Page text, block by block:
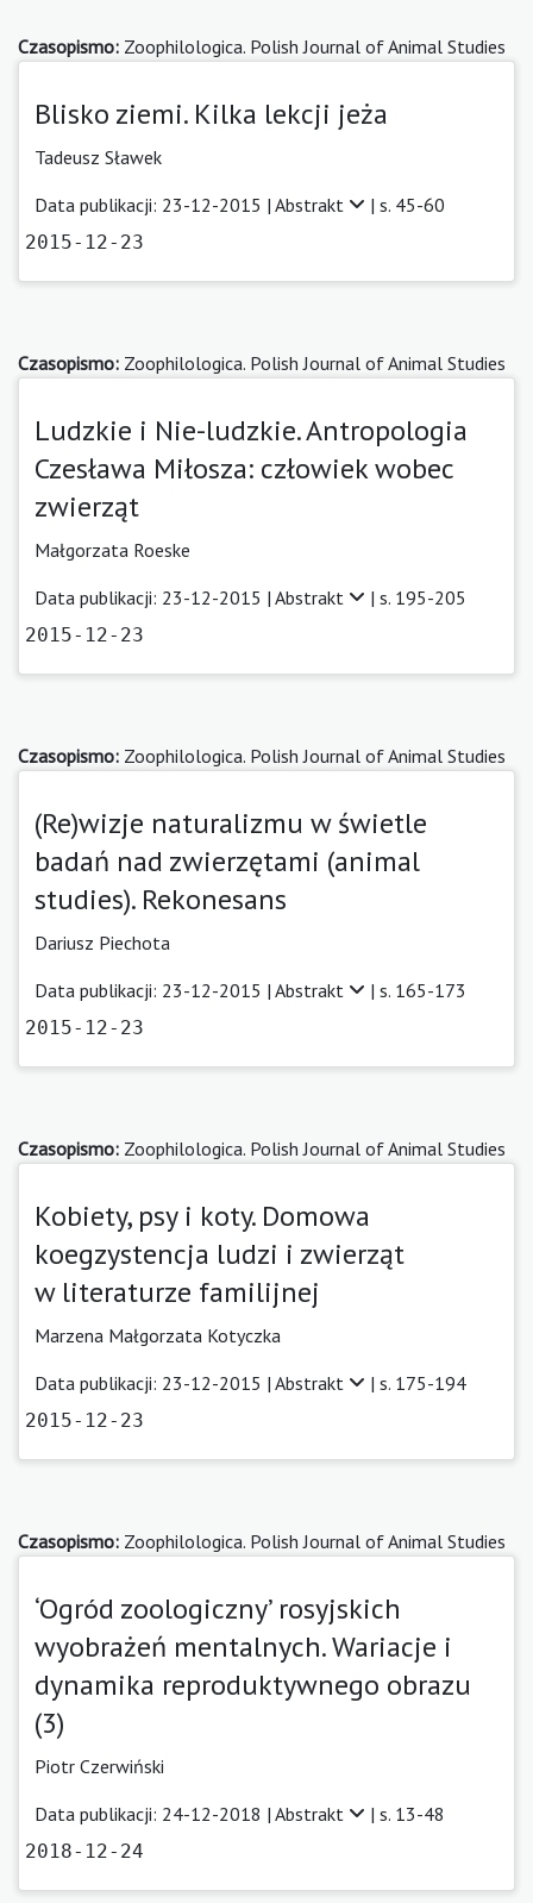
Czasopismo: Zoophilologica. Polish Journal of Animal Studies
Blisko ziemi. Kilka lekcji jeża
Tadeusz Sławek
Data publikacji: 23-12-2015 | Abstrakt | s. 45-60
2015-12-23
Czasopismo: Zoophilologica. Polish Journal of Animal Studies
Ludzkie i Nie-ludzkie. Antropologia
Czesława Miłosza: człowiek wobec
zwierząt
Małgorzata Roeske
Data publikacji: 23-12-2015 | Abstrakt | s. 195-205
2015-12-23
Czasopismo: Zoophilologica. Polish Journal of Animal Studies
(Re)wizje naturalizmu w świetle
badań nad zwierzętami (animal
studies). Rekonesans
Dariusz Piechota
Data publikacji: 23-12-2015 | Abstrakt | s. 165-173
2015-12-23
Czasopismo: Zoophilologica. Polish Journal of Animal Studies
Kobiety, psy i koty. Domowa
koegzystencja ludzi i zwierząt
w literaturze familijnej
Marzena Małgorzata Kotyczka
Data publikacji: 23-12-2015 | Abstrakt | s. 175-194
2015-12-23
Czasopismo: Zoophilologica. Polish Journal of Animal Studies
‘Ogród zoologiczny’ rosyjskich
wyobrażeń mentalnych. Wariacje i
dynamika reproduktywnego obrazu
(3)
Piotr Czerwiński
Data publikacji: 24-12-2018 | Abstrakt | s. 13-48
2018-12-24